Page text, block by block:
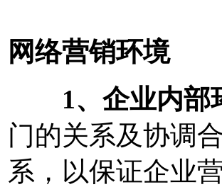
网络营销环境
1、企业内部
门的关系及协调
系，以保证企业